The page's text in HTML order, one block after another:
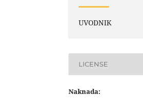
UVODNIK
LICENSE
Naknada: